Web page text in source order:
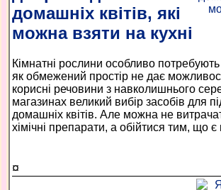
домашніх квітів, які
можна взяти на кухні
Кімнатні рослини особливо потребують
як обмежений простір не дає
корисні речовини з навколишнього
магазинах великий вибір засобів для
домашніх квітів. Але можна не
хімічні препарати, а обійтися тим, що є
¤